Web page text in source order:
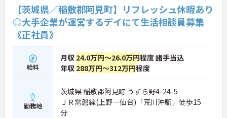
【茨城県／稲敷郡阿見町】リフレッシュ休暇あり
◎大手企業が運営するデイにて生活相談員募集
《正社員》
給料
月収 24.0万円～26.0万円程度 諸手当込
年収 288万円～312万円程度
勤務地
茨城県 稲敷郡阿見町 うずら野4-24-5
ＪＲ常磐線(上野－仙台)「荒川沖駅」徒歩15
分